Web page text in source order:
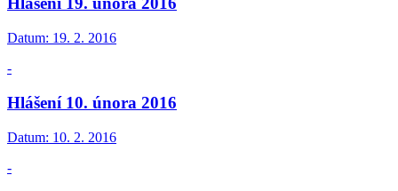
Datum: 19. 2. 2016
-
Hlášení 10. února 2016
Datum: 10. 2. 2016
-